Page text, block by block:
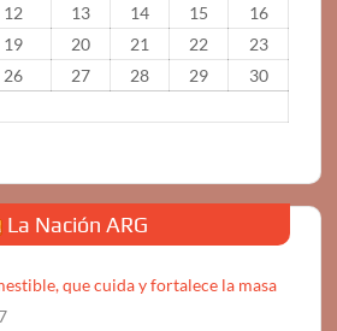
12 13 14 15
16
19 20 21 22
23
26 27 28 29
30
La Nación ARG
que cuida y fortalece la masa